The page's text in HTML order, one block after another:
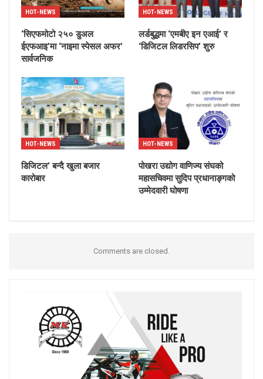
HOT-NEWS
‘सिएफमोटो २५० डुअल
ईएफआइ’मा ‘नाइमा स्पेसल अफर’
सार्वजनिक
HOT-NEWS
लर्डबुद्धमा ‘एमबीए इन एआई’ र
‘डिजिटल लिडरसिप’ शुरु
HOT-NEWS
डिजिटल’ बन्दै खुला बजार
कारोबार
HOT-NEWS
पोखरा उद्योग वाणिज्य संघको
महासचिवमा सुदिप प्रधानाङ्गको
उम्मेदवारी घोषणा
Comments are closed.